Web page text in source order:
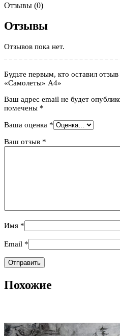
Отзывы (0)
Отзывы
Отзывов пока нет.
Будьте первым, кто оставил
«Самолеты» А4»
Ваш адрес email не будет
помечены *
Ваша оценка *
Ваш отзыв *
Имя *
Email *
Похожие